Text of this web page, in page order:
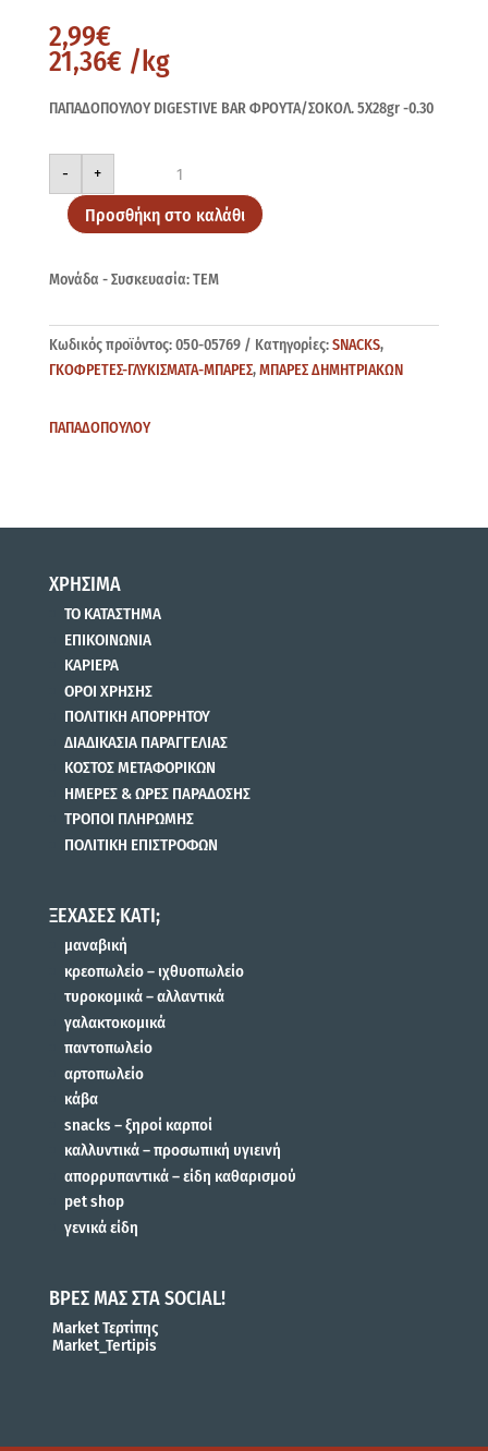
2,99€
21,36€ /kg
ΠΑΠΑΔΟΠΟΥΛΟΥ DIGESTIVE BAR ΦΡΟΥΤΑ/ΣΟΚΟΛ. 5X28gr -0.30
-
DIGESTIVE
ΦΡΟΥΤΑ
ΣΟΚΟΛ.
5X28gr
-0.30
+
Προσθήκη στο καλάθι
Μονάδα - Συσκευασία: ΤΕΜ
Κωδικός προϊόντος:050-05769 Κατηγορίες:SNACKS,
ΓΚΟΦΡΕΤΕΣ-ΓΛΥΚΙΣΜΑΤΑ-ΜΠΑΡΕΣ,ΜΠΑΡΕΣ ΔΗΜΗΤΡΙΑΚΩΝ
ΠΑΠΑΔΟΠΟΥΛΟΥ
ΧΡΗΣΙΜΑ
ΤΟ ΚΑΤΑΣΤΗΜΑ
ΕΠΙΚΟΙΝΩΝΙΑ
ΚΑΡΙΕΡΑ
ΟΡΟΙ ΧΡΗΣΗΣ
ΠΟΛΙΤΙΚΗ ΑΠΟΡΡΗΤΟΥ
ΔΙΑΔΙΚΑΣΙΑ ΠΑΡΑΓΓΕΛΙΑΣ
ΚΟΣΤΟΣ ΜΕΤΑΦΟΡΙΚΩΝ
ΗΜΕΡΕΣ & ΩΡΕΣ ΠΑΡΑΔΟΣΗΣ
ΤΡΟΠΟΙ ΠΛΗΡΩΜΗΣ
ΠΟΛΙΤΙΚΗ ΕΠΙΣΤΡΟΦΩΝ
ΞΕΧΑΣΕΣ ΚΑΤΙ;
μαναβική
κρεοπωλείο – ιχθυοπωλείο
τυροκομικά – αλλαντικά
γαλακτοκομικά
παντοπωλείο
αρτοπωλείο
κάβα
snacks – ξηροί καρποί
καλλυντικά – προσωπική υγιεινή
απορρυπαντικά – είδη καθαρισμού
pet shop
γενικά είδη
ΒΡΕΣ ΜΑΣ ΣΤΑ SOCIAL!
Market Τερτίπης
Market_Tertipis